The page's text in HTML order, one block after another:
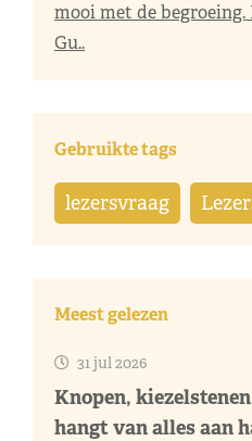
mooi met de
Gu..
Gebruikte tags
lezersvraag
Meest gelezen
31 jul 2026
Knopen,
hangt van alles aan